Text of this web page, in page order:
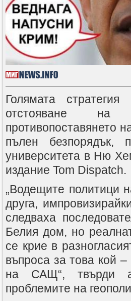
Голямата
отстояване на
противопоставянето
пълен
университета в Ню
издание Tom Dispatch.
„Водещите политици
друга,
следваха
Белия дом, но
се крие в
въпроса за това кой
на САЩ“, твърди
проблемите на